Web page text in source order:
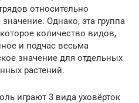
относительно
Однако, эта группа
количество видов,
и подчас весьма
значение для отдельных
растений.
играют 3 вида уховёрток